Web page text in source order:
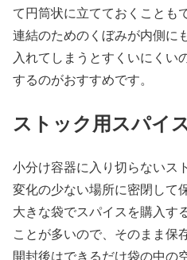
て円筒状に立てておくことも
連結のためのくぼみが内側に
入れてしまうとすくいにくい
するのがおすすめです。
ストック用スパイ
小分け容器に入り切らないス
変化の少ない場所に密閉して
大きな袋でスパイスを購入す
ことが多いので、そのまま保
開封後はできるだけ袋の中の